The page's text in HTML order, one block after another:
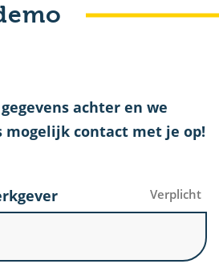
achter en we
mogelijk contact met je op!
Verplicht